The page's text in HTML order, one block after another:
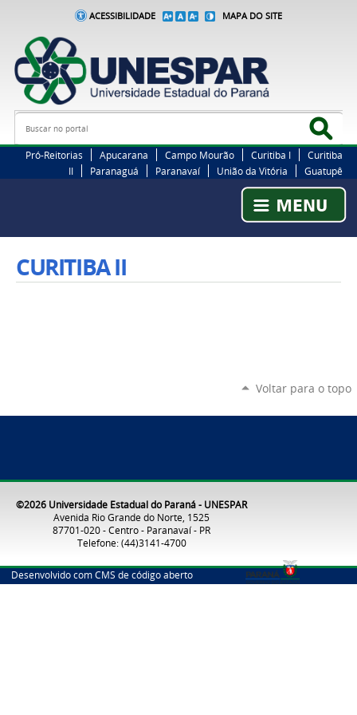
ACESSIBILIDADE MAPA DO SITE
Busca
Pró-Reitorias Apucarana Campo Mourão Curitiba I
Curitiba
II
Paranaguá Paranavaí União da Vitória Guatupê
CURITIBA II
Voltar para o topo
©2026 Universidade Estadual do Paraná - UNESPAR
Avenida Rio Grande do Norte, 1525
87701-020 - Centro - Paranavaí - PR
Telefone: (44)3141-4700
Desenvolvido com CMS de código aberto